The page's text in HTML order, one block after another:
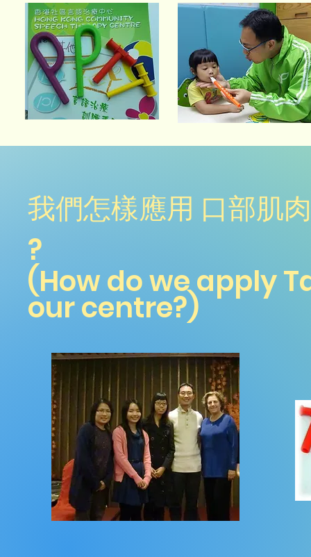
我們怎樣應用 口部肌
?
(How do we apply
our centre?)